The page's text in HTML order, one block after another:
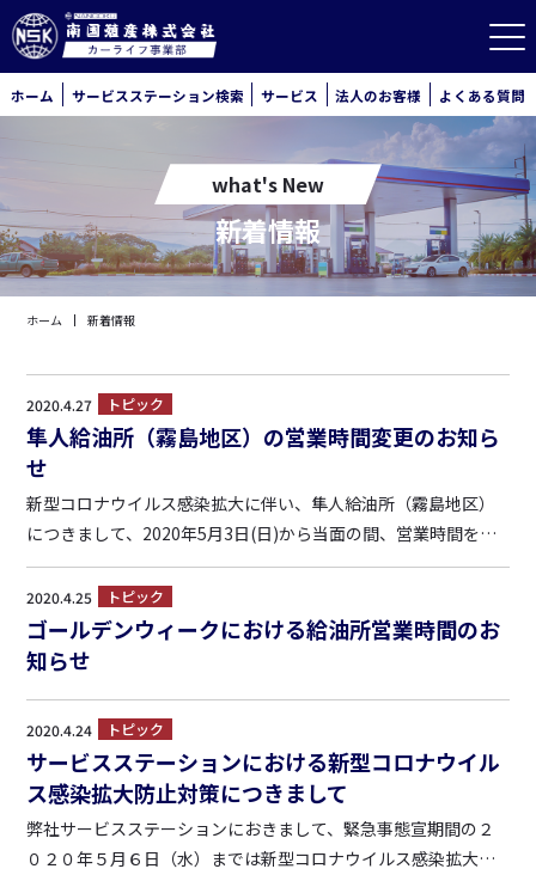
ホーム サービスステーション検索 サービス 法人のお客様 よくある質問
what's New
新着情報
ホーム 新着情報
2020.4.27 トピック
隼人給油所（霧島地区）の営業時間変更のお知ら
せ
新型コロナウイルス感染拡大に伴い、隼人給油所（霧島地区）
につきまして、2020年5月3日(日)から当面の間、営業時間を以
下の通り短縮して営業させて頂きます。 お客様のご理解を賜り
ますよう、何卒、お願い申し上げます。 （5月3日～） ■隼人給
油所（鹿児島県霧島市隼人町内516-4） 7...
2020.4.25 トピック
ゴールデンウィークにおける給油所営業時間のお
知らせ
2020.4.24 トピック
サービスステーションにおける新型コロナウイル
ス感染拡大防止対策につきまして
弊社サービスステーションにおきまして、緊急事態宣期間の２
０２０年５月６日（水）までは新型コロナウイルス感染拡大防